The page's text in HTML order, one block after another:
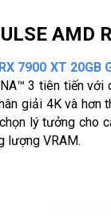
AMD
7900 XT 20GB
3 tiên tiến với
giải 4K và hơn
lý tưởng cho
lượng VRAM.